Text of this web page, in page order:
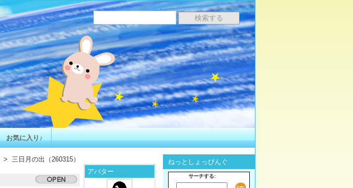
お気に入り♪
> 三日月の出（260315）
アバター
ねっとしょっぴんぐ
サーチする: